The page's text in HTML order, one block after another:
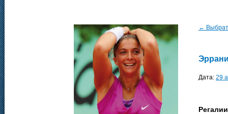
←
Дата: 29